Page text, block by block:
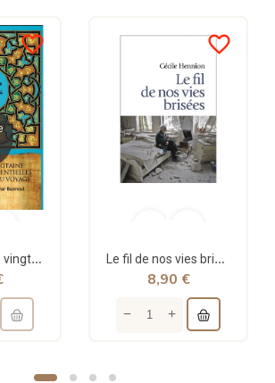
favorite_border
Résumé d'une vingtaine de règles jurisprudentielles liées au voyage - Bazmoul - Héritage...
favorite_border
Le fil de nos vies brisées - poche - Cécile Hennion - Points
8,90 €